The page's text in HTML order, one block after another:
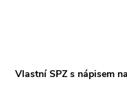
Vlastní SPZ s nápisem